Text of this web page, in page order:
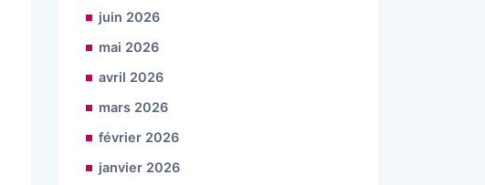
juin 2026
mai 2026
avril 2026
mars 2026
février 2026
janvier 2026